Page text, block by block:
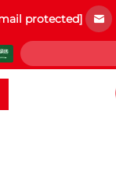
[email protected]